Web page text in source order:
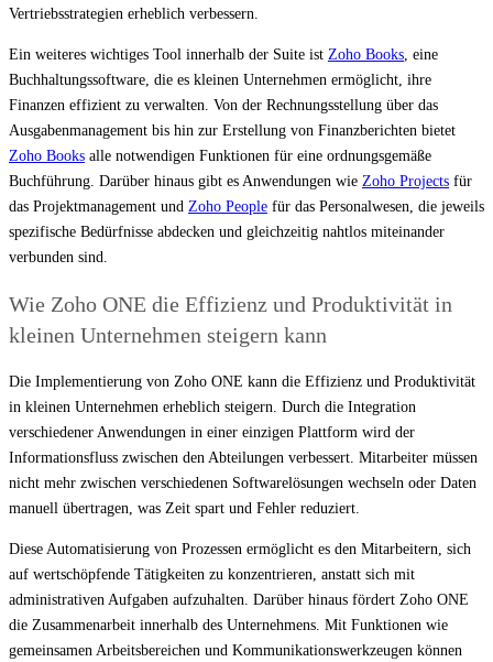
Vertriebsstrategien erheblich verbessern.
Ein weiteres wichtiges Tool innerhalb der Suite ist Zoho Books, eine
Buchhaltungssoftware, die es kleinen Unternehmen ermöglicht, ihre
Finanzen effizient zu verwalten. Von der Rechnungsstellung über das
Ausgabenmanagement bis hin zur Erstellung von Finanzberichten bietet
Zoho Books alle notwendigen Funktionen für eine ordnungsgemäße
Buchführung. Darüber hinaus gibt es Anwendungen wie Zoho Projects für
das Projektmanagement und Zoho People für das Personalwesen, die jeweils
spezifische Bedürfnisse abdecken und gleichzeitig nahtlos miteinander
verbunden sind.
Wie Zoho ONE die Effizienz und Produktivität in
kleinen Unternehmen steigern kann
Die Implementierung von Zoho ONE kann die Effizienz und Produktivität
in kleinen Unternehmen erheblich steigern. Durch die Integration
verschiedener Anwendungen in einer einzigen Plattform wird der
Informationsfluss zwischen den Abteilungen verbessert. Mitarbeiter müssen
nicht mehr zwischen verschiedenen Softwarelösungen wechseln oder Daten
manuell übertragen, was Zeit spart und Fehler reduziert.
Diese Automatisierung von Prozessen ermöglicht es den Mitarbeitern, sich
auf wertschöpfende Tätigkeiten zu konzentrieren, anstatt sich mit
administrativen Aufgaben aufzuhalten. Darüber hinaus fördert Zoho ONE
die Zusammenarbeit innerhalb des Unternehmens. Mit Funktionen wie
gemeinsamen Arbeitsbereichen und Kommunikationswerkzeugen können